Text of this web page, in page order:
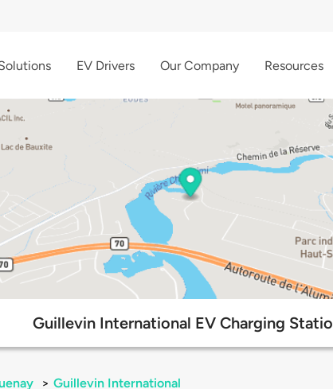
EV Drivers Our Company Resources
Guillevin International EV Charging
> Guillevin International